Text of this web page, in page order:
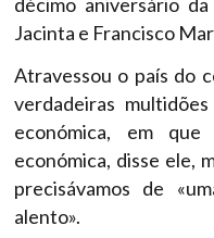
Jacinta e Francisco
Atravessou o país do
verdadeiras
económica, em
económica, disse ele,
precisávamos de
alento».